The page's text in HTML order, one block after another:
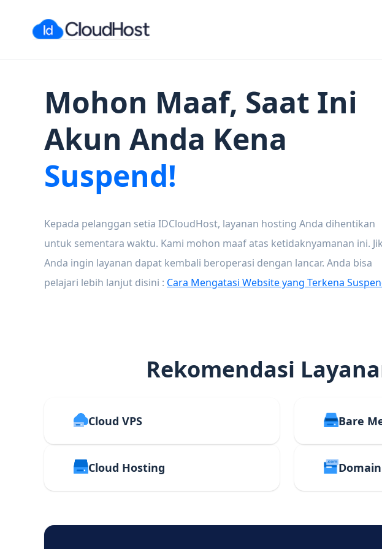
Mohon Maaf, Saat Ini
Akun Anda Kena
Suspend!
Kepada pelanggan setia IDCloudHost, layanan hosting Anda dihentikan
untuk sementara waktu. Kami mohon maaf atas ketidaknyamanan ini.
Anda ingin layanan dapat kembali beroperasi dengan lancar. Anda bisa
pelajari lebih lanjut disini : Cara Mengatasi Website yang Terkena
Rekomendasi
Cloud VPS Bare
Cloud Hosting Domain